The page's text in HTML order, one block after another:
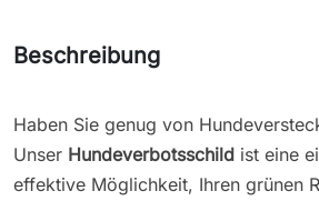
Beschreibung
Haben Sie genug von
Unser Hundeverbotsschild ist eine
effektive Möglichkeit, Ihren grünen